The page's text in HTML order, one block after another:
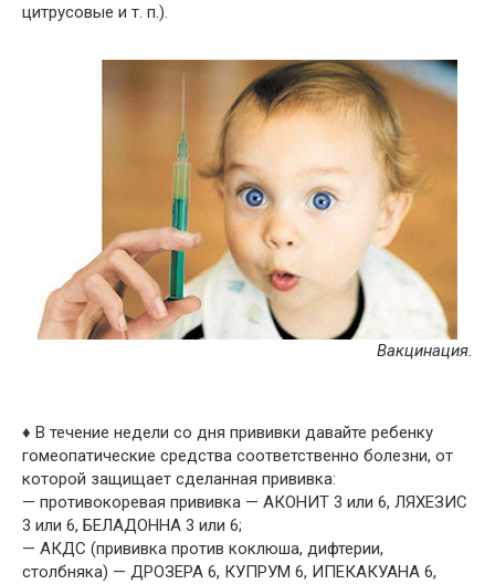
цитрусовые и т. п.).
Вакцинация.
♦ В течение недели со дня прививки давайте ребенку
гомеопатические средства соответственно болезни, от
которой защищает сделанная прививка:
— противокоревая прививка — АКОНИТ 3 или 6, ЛЯХЕЗИС
3 или 6, БЕЛАДОННА 3 или 6;
— АКДС (прививка против коклюша, дифтерии,
столбняка) — ДРОЗЕРА 6, КУПРУМ 6, ИПЕКАКУАНА 6,